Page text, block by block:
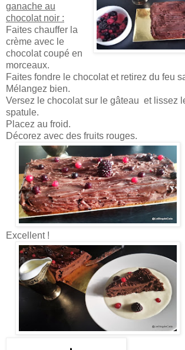
ganache au
chocolat noir :
Faites chauffer la
crème avec le
chocolat coupé en
morceaux.
Faites fondre le chocolat et retirez du feu
Mélangez bien.
Versez le chocolat sur le gâteau et lissez
spatule.
Placez au froid.
Décorez avec des fruits rouges.
Excellent !